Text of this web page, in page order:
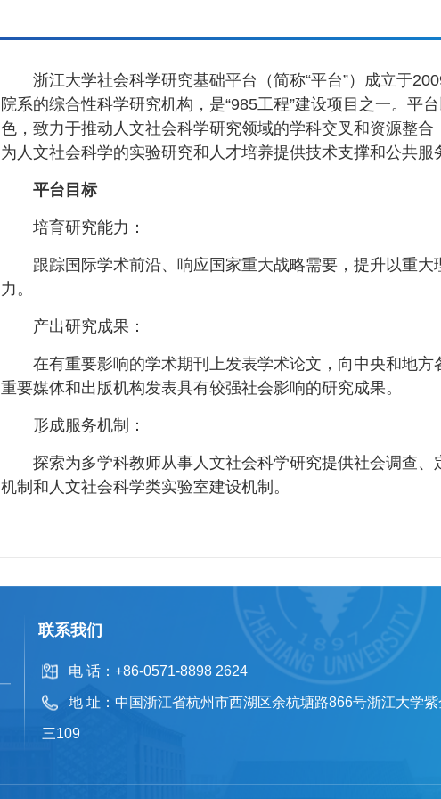
浙江大学社会科学研究基础平台（简称“平台”）成立于
院系的综合性科学研究机构，是“985工程”建设项目之一。平
色，致力于推动人文社会科学研究领域的学科交叉和资源整合
为人文社会科学的实验研究和人才培养提供技术支撑和公共服
平台目标
培育研究能力：
跟踪国际学术前沿、响应国家重大战略需要，提升以重
力。
产出研究成果：
在有重要影响的学术期刊上发表学术论文，向中央和地
重要媒体和出版机构发表具有较强社会影响的研究成果。
形成服务机制：
探索为多学科教师从事人文社会科学研究提供社会调查
机制和人文社会科学类实验室建设机制。
联系我们
电 话： +86-0571-8898 2624
地 址： 中国浙江省杭州市西湖区余杭塘路866号浙江大学紫
三109